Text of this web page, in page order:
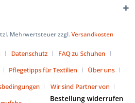
Mehrwertsteuer zzgl.Versandkosten
Datenschutz
FAQ zu Schuhen
Pflegetipps für Textilien
Über uns
Wir sind Partner von
Bestellung widerrufen